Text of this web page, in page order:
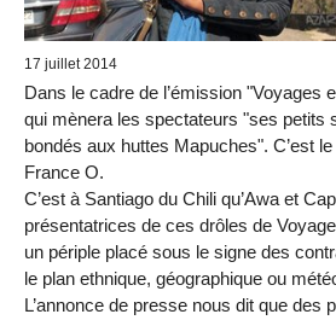
17 juillet 2014
Dans le cadre de l’émission "Voyages
qui mènera les spectateurs "ses petits
bondés aux huttes Mapuches". C’est
France O.
C’est à Santiago du Chili qu’Awa et
présentatrices de ces drôles de
un périple placé sous le signe des
le plan ethnique, géographique ou
L’annonce de presse nous dit que des